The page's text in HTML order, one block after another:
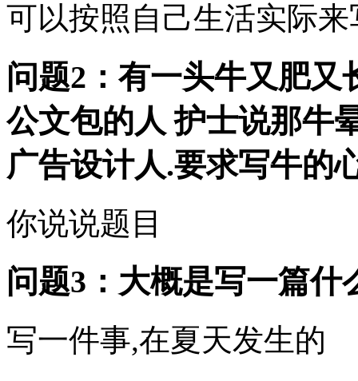
可以按照自己生活实际来
问题2：有一头牛又肥
公文包的人 护士说那牛
广告设计人.要求写牛的
你说说题目
问题3：大概是写一篇什
写一件事,在夏天发生的